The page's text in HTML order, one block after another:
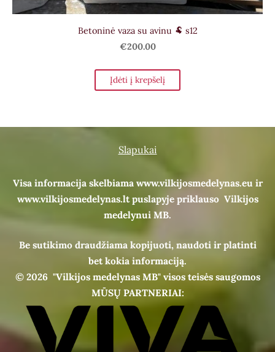
Betoninė vaza su avinu 🐏 s12
€200.00
Įdėti į krepšelį
Slapukai
Visa informacija skelbiama www.vilkijosmedelynas.eu ir
www.vilkijosmedelynas.lt puslapyje priklauso Vilkijos
medelynui MB.
Be sutikimo draudžiama kopijuoti, naudoti ir platinti
bet kokia informaciją.
© 2026 "Vilkijos medelynas MB" visos teisės saugomos
MŪSŲ PARTNERIAI: